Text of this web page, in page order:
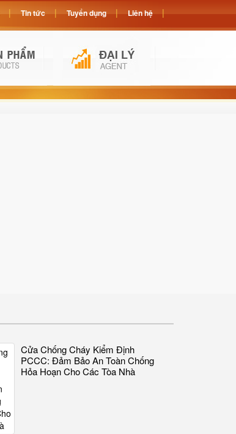
Cửa Chống Cháy Kiểm Định
PCCC: Đảm Bảo An Toàn Chống
Hỏa Hoạn Cho Các Tòa Nhà
Tin tức Tuyển dụng Liên hệ